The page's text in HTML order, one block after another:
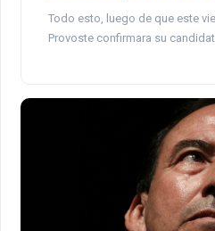
Todo esto, luego de que este
Provoste confirmara su